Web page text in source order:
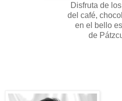
Disfruta de
del café,
en el bello
de